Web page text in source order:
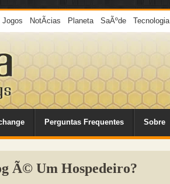
Jogos NotÃ­cias Planeta SaÃºde Tecnologia
Perguntas Frequentes Sobre
Ã© Um Hospedeiro?